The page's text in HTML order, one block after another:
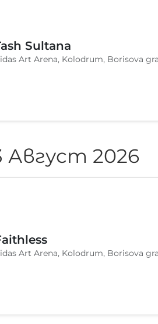
Sultana
Art Arena, Kolodrum, Borisova
2026
Art Arena, Kolodrum, Borisova